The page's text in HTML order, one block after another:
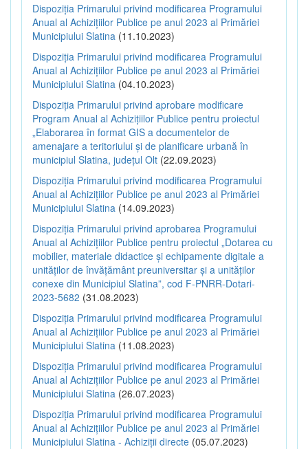
Dispoziția Primarului privind modificarea Programului
Anual al Achizițiilor Publice pe anul 2023 al Primăriei
Municipiului Slatina (11.10.2023)
Dispoziția Primarului privind modificarea Programului
Anual al Achizițiilor Publice pe anul 2023 al Primăriei
Municipiului Slatina (04.10.2023)
Dispoziția Primarului privind aprobare modificare
Program Anual al Achizițiilor Publice pentru proiectul
„Elaborarea în format GIS a documentelor de
amenajare a teritoriului și de planificare urbană în
municipiul Slatina, județul Olt (22.09.2023)
Dispoziția Primarului privind modificarea Programului
Anual al Achizițiilor Publice pe anul 2023 al Primăriei
Municipiului Slatina (14.09.2023)
Dispoziția Primarului privind aprobarea Programului
Anual al Achizițiilor Publice pentru proiectul „Dotarea cu
mobilier, materiale didactice și echipamente digitale a
unităților de învățământ preuniversitar și a unităților
conexe din Municipiul Slatina”, cod F-PNRR-Dotari-
2023-5682 (31.08.2023)
Dispoziția Primarului privind modificarea Programului
Anual al Achizițiilor Publice pe anul 2023 al Primăriei
Municipiului Slatina (11.08.2023)
Dispoziția Primarului privind modificarea Programului
Anual al Achizițiilor Publice pe anul 2023 al Primăriei
Municipiului Slatina (26.07.2023)
Dispoziția Primarului privind modificarea Programului
Anual al Achizițiilor Publice pe anul 2023 al Primăriei
Municipiului Slatina - Achiziții directe (05.07.2023)